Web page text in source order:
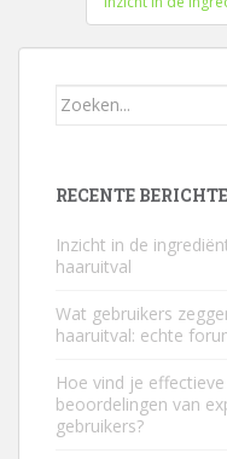
Zoeken
RECENTE
Inzicht in de
haaruitval
Wat gebruikers
haaruitval: echte
Hoe vind je
beoordelingen van
gebruikers?